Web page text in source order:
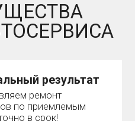
результат
ремонт
по приемлемым
в срок!